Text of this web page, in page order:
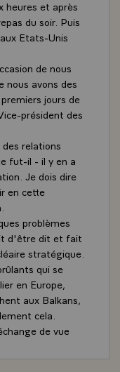
heures et après
du soir. Puis
Etats-Unis
de nous
nous avons des
jours de
président des
relations
fut-il - il y en a
Je dois dire
en cette
problèmes
d'être dit et fait
stratégique.
qui se
en Europe,
aux Balkans,
cela.
de vue